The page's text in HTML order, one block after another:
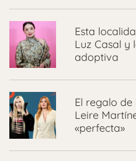
Esta
Luz Casal y
adoptiva
El regalo
Leire
«perfecta»